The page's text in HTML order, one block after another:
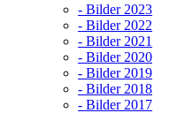
- Bilder 2023
- Bilder 2022
- Bilder 2021
- Bilder 2020
- Bilder 2019
- Bilder 2018
- Bilder 2017